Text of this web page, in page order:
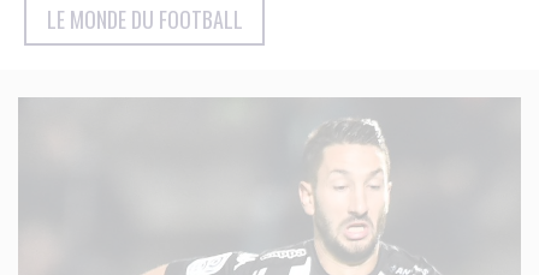
LE MONDE DU FOOTBALL